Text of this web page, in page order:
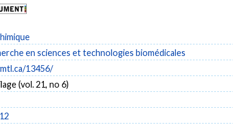
en sciences et technologies biomédicales
13456/
(vol. 21, no 6)